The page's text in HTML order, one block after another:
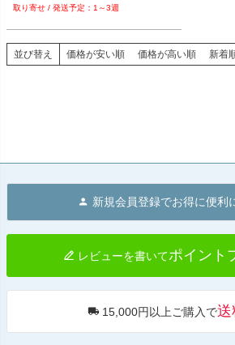
1～3週
並び替え 価格が安い順 価格が高い順 新着
新規会員登録でお得に便利
レビューを書いてポイント
15,000円以上ご購入で送